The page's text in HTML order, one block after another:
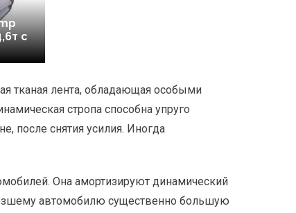
с
тканая лента, обладающая особыми
стропа способна упруго
после снятия усилия. Иногда
Она амортизируют динамический
автомобилю существенно большую